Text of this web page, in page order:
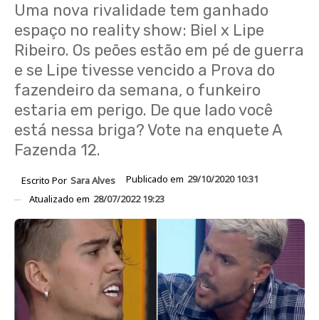
Uma nova rivalidade tem ganhado
espaço no reality show: Biel x Lipe
Ribeiro. Os peões estão em pé de guerra
e se Lipe tivesse vencido a Prova do
fazendeiro da semana, o funkeiro
estaria em perigo. De que lado você
está nessa briga? Vote na enquete A
Fazenda 12.
Escrito Por Sara Alves Publicado em 29/10/2020 10:31
Atualizado em 28/07/2022 19:23